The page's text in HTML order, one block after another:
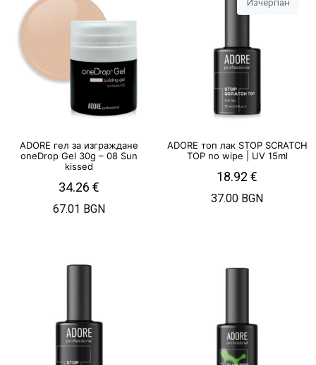
ADORE гел за изграждане
oneDrop Gel 30g – 08 Sun
kissed
34.26 €
67.01 BGN
ADORE топ лак STOP SCRATCH
TOP no wipe | UV 15ml
18.92 €
37.00 BGN